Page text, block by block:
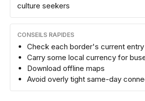
culture seekers
CONSEILS RAPIDES
Check each border's current entry
Carry some local currency for
Download offline maps
Avoid overly tight same-day